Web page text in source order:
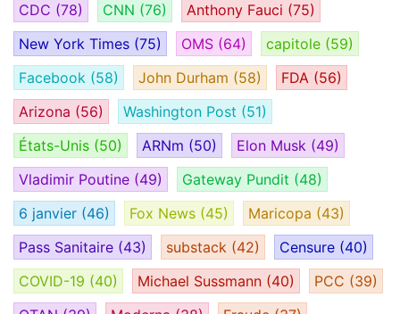
CDC (78) CNN (76) Anthony Fauci (75)
New York Times (75) OMS (64) capitole (59)
Facebook (58) John Durham (58) FDA (56)
Arizona (56) Washington Post (51)
États-Unis (50) ARNm (50) Elon Musk (49)
Vladimir Poutine (49) Gateway Pundit (48)
6 janvier (46) Fox News (45) Maricopa (43)
Pass Sanitaire (43) substack (42) Censure (40)
COVID-19 (40) Michael Sussmann (40) PCC (39)